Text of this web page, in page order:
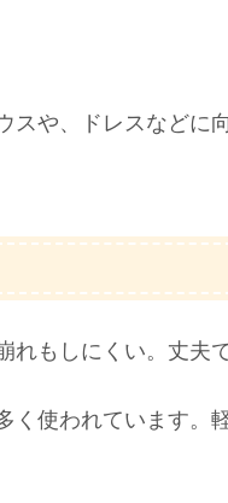
スや、ドレスなどに
れもしにくい。丈夫
く使われています。